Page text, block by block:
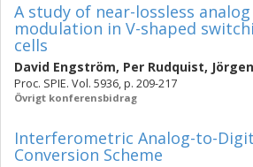
A study of near-lossless
modulation in V-shaped
cells
David Engström, Per Rudquist,
Proc. SPIE. Vol. 5936, p. 209-217
Övrigt konferensbidrag
Interferometric Analog-to-
Conversion Scheme